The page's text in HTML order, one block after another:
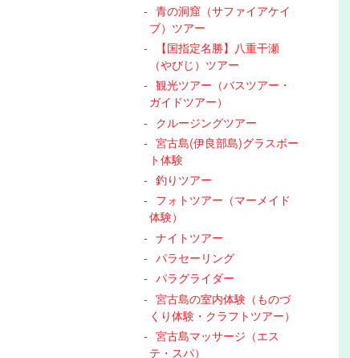
青の洞窟（サファイアケイ
ブ）ツアー
【国指定名勝】八重干瀬
（やびじ）ツアー
観光ツアー（バスツアー・
ガイドツアー）
クルージングツアー
宮古島(伊良部島)グラスボー
ト体験
釣りツアー
フォトツアー（マーメイド
体験）
ナイトツアー
パラセーリング
パラグライダー
宮古島の室内体験（ものづ
くり体験・クラフトツアー）
宮古島マッサージ（エス
テ・スパ）